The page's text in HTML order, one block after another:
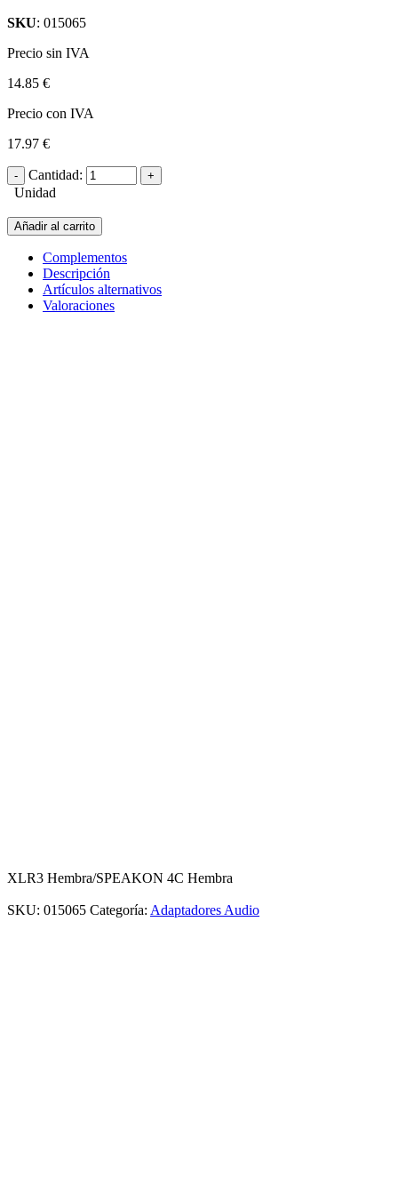
SKU: 015065
Precio sin IVA
14.85 €
Precio con IVA
17.97 €
Cantidad:
Unidad
Añadir al carrito
Complementos
Descripción
Artículos alternativos
Valoraciones
XLR3 Hembra/SPEAKON 4C Hembra
SKU: 015065 Categoría: Adaptadores Audio